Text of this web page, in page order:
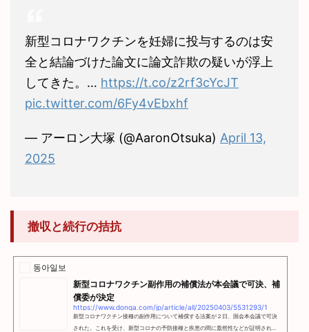
新型コロナワクチンを妊婦に投与するのは安
全と結論づけた論文に論文詐欺の疑いが浮上
してきた。… https://t.co/z2rf3cYcJT
pic.twitter.com/6Fy4vEbxhf
— アーロン大塚 (@AaronOtsuka) April 13,
2025
撤収と続行の拮抗
동아일보
新型コロナワクチン副作用の補償法が本会議で可決、補
償委が決定
https://www.donga.com/jp/article/all/20250403/5531293/1
新型コロナワクチン接種の副作用について補償する法案が２日、国会本会議で可決
された。これを受け、新型コロナの予防接種と疾患の間に蓋然性などが証明されれ